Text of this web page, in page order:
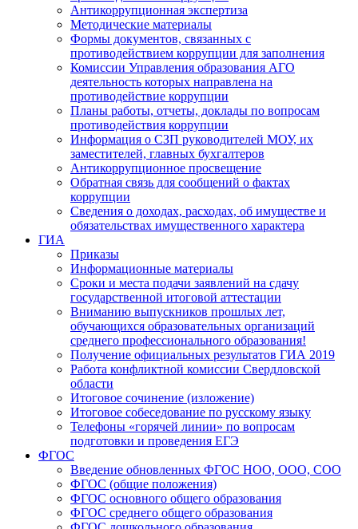
Антикоррупционная экспертиза
Методические материалы
Формы документов, связанных с
противодействием коррупции для заполнения
Комиссии Управления образования АГО
деятельность которых направлена на
противодействие коррупции
Планы работы, отчеты, доклады по вопросам
противодействия коррупции
Информация о СЗП руководителей МОУ, их
заместителей, главных бухгалтеров
Антикоррупционное просвещение
Обратная связь для сообщений о фактах
коррупции
Сведения о доходах, расходах, об имуществе и
обязательствах имущественного характера
ГИА
Приказы
Информационные материалы
Сроки и места подачи заявлений на сдачу
государственной итоговой аттестации
Вниманию выпускников прошлых лет,
обучающихся образовательных организаций
среднего профессионального образования!
Получение официальных результатов ГИА 2019
Работа конфликтной комиссии Свердловской
области
Итоговое сочинение (изложение)
Итоговое собеседование по русскому языку
Телефоны «горячей линии» по вопросам
подготовки и проведения ЕГЭ
ФГОС
Введение обновленных ФГОС НОО, ООО, СОО
ФГОС (общие положения)
ФГОС основного общего образования
ФГОС среднего общего образования